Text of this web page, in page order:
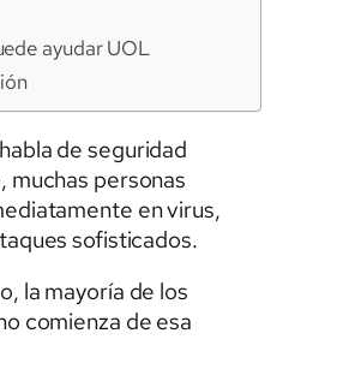
ayudar UOL
de seguridad
muchas personas
en virus,
sofisticados.
la mayoría de los
comienza de esa